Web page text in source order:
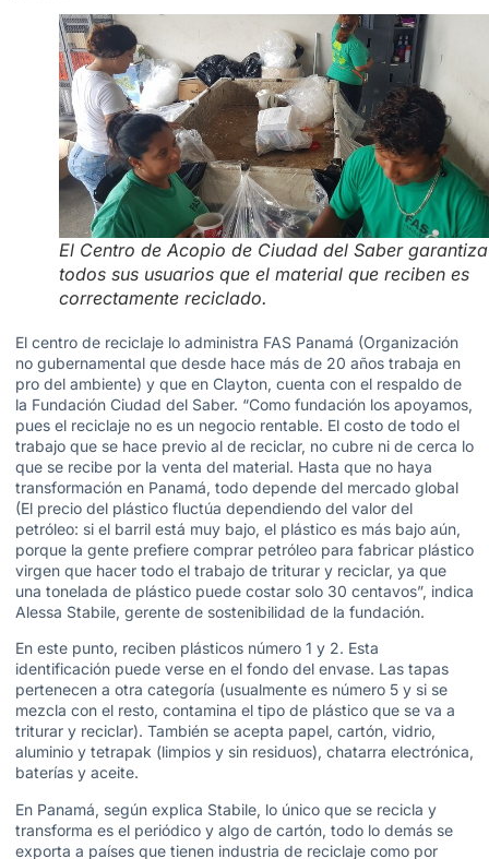
El Centro de Acopio de Ciudad del Saber
todos sus usuarios que el material que reciben es
correctamente reciclado.
El centro de reciclaje lo administra FAS Panamá (Organización
no gubernamental que desde hace más de 20 años trabaja en
pro del ambiente) y que en Clayton, cuenta con el respaldo de
la Fundación Ciudad del Saber. “Como fundación los apoyamos,
pues el reciclaje no es un negocio rentable. El costo de todo el
trabajo que se hace previo al de reciclar, no cubre ni de cerca lo
que se recibe por la venta del material. Hasta que no haya
transformación en Panamá, todo depende del mercado global
(El precio del plástico fluctúa dependiendo del valor del
petróleo: si el barril está muy bajo, el plástico es más bajo aún,
porque la gente prefiere comprar petróleo para fabricar plástico
virgen que hacer todo el trabajo de triturar y reciclar, ya que
una tonelada de plástico puede costar solo 30 centavos”, indica
Alessa Stabile, gerente de sostenibilidad de la fundación.
En este punto, reciben plásticos número 1 y 2. Esta
identificación puede verse en el fondo del envase. Las tapas
pertenecen a otra categoría (usualmente es número 5 y si se
mezcla con el resto, contamina el tipo de plástico que se va a
triturar y reciclar). También se acepta papel, cartón, vidrio,
aluminio y tetrapak (limpios y sin residuos), chatarra electrónica,
baterías y aceite.
En Panamá, según explica Stabile, lo único que se recicla y
transforma es el periódico y algo de cartón, todo lo demás se
exporta a países que tienen industria de reciclaje como por